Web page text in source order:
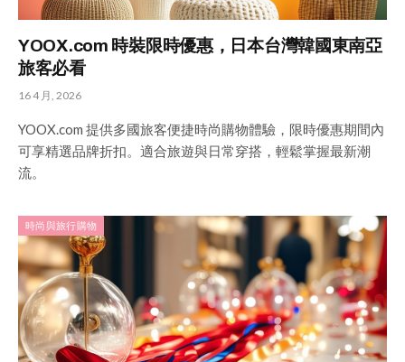
YOOX.com 時裝限時優惠，日本台灣韓國東南亞
旅客必看
16 4 月, 2026
YOOX.com 提供多國旅客便捷時尚購物體驗，限時優惠期間內
可享精選品牌折扣。適合旅遊與日常穿搭，輕鬆掌握最新潮
流。
時尚與旅行購物